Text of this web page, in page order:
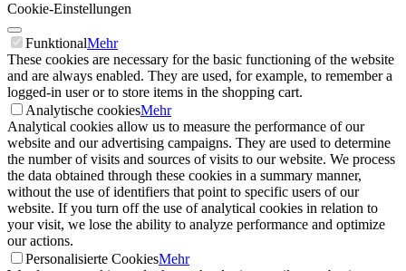
Cookie-Einstellungen
FunktionalMehr
These cookies are necessary for the basic functioning of the website
and are always enabled. They are used, for example, to remember a
logged-in user or to store items in the shopping cart.
Analytische cookiesMehr
Analytical cookies allow us to measure the performance of our
website and our advertising campaigns. They are used to determine
the number of visits and sources of visits to our website. We process
the data obtained through these cookies in a summary manner,
without the use of identifiers that point to specific users of our
website. If you turn off the use of analytical cookies in relation to
your visit, we lose the ability to analyze performance and optimize
our actions.
Personalisierte CookiesMehr